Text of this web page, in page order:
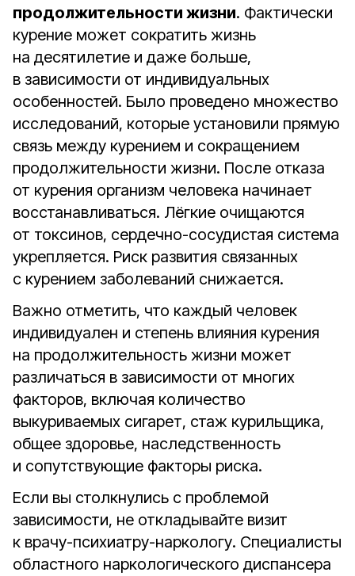
продолжительности жизни. Фактически
курение может сократить жизнь
на десятилетие и даже больше,
в зависимости от индивидуальных
особенностей. Было проведено множество
исследований, которые установили прямую
связь между курением и сокращением
продолжительности жизни. После отказа
от курения организм человека начинает
восстанавливаться. Лёгкие очищаются
от токсинов, сердечно-сосудистая система
укрепляется. Риск развития связанных
с курением заболеваний снижается.
Важно отметить, что каждый человек
индивидуален и степень влияния курения
на продолжительность жизни может
различаться в зависимости от многих
факторов, включая количество
выкуриваемых сигарет, стаж курильщика,
общее здоровье, наследственность
и сопутствующие факторы риска.
Если вы столкнулись с проблемой
зависимости, не откладывайте визит
к врачу-психиатру-наркологу. Специалисты
областного наркологического диспансера